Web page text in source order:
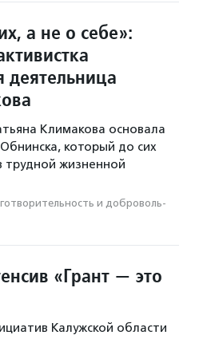
а не о себе»:
деятельница
Климакова основала
который до сих
трудной жизненной
и доброволь­
«Грант — это
Калужской области